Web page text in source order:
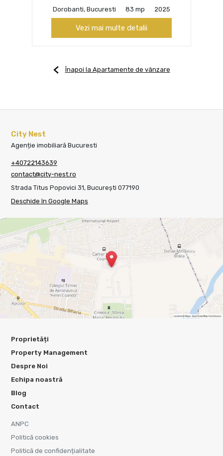
Dorobanti, Bucuresti
83 mp 2025
Vezi mai multe detalii
Înapoi la Apartamente de vânzare
City Nest
Agenție imobiliară Bucuresti
+40722143639
contact@city-nest.ro
Strada Titus Popovici 31, București 077190
Deschide în Google Maps
Proprietăți
Property Management
Despre Noi
Echipa noastră
Blog
Contact
ANPC
Politică cookies
Politică de confidențialitate